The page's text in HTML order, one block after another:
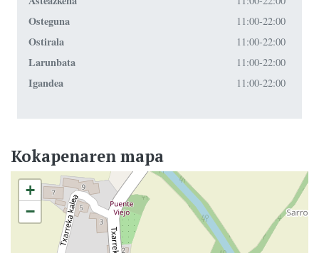
Osteguna 11:00-22:00
Ostirala 11:00-22:00
Larunbata 11:00-22:00
Igandea 11:00-22:00
Kokapenaren mapa
+
−